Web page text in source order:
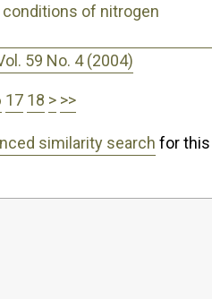
of nitrogen
59 No. 4 (2004)
17 18 > >>
similarity search for this